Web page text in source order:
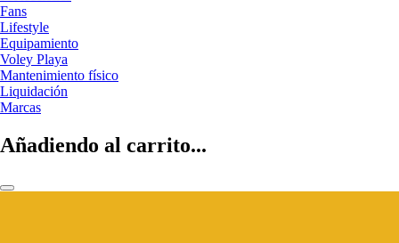
Fans
Lifestyle
Equipamiento
Voley Playa
Mantenimiento físico
Liquidación
Marcas
Añadiendo al carrito...